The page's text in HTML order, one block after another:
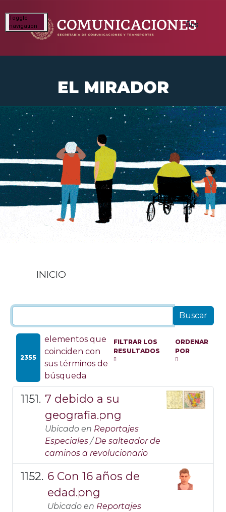
Toggle
navigation
EL MIRADOR
INICIO
2355
elementos que
coinciden con
sus términos de
búsqueda
FILTRAR LOS
RESULTADOS
ORDENAR
POR
7 debido a su
geografia.png
Ubicado en Reportajes
Especiales /De salteador de
caminos a revolucionario
6 Con 16 años de
edad.png
Ubicado en Reportajes